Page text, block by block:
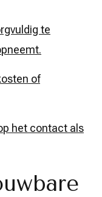
te
of
het contact als